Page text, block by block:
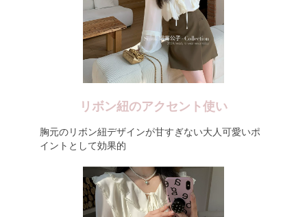
リボン紐のアクセント使い
胸元のリボン紐デザインが甘すぎない大人可愛いポ
イントとして効果的